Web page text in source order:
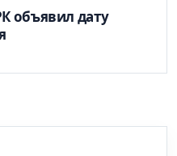
объявил дату